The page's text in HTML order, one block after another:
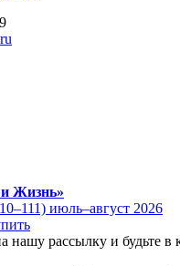
Жизнь»
июль–август 2026
нашу рассылку и будьте в